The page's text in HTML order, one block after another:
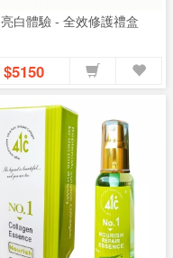
亮白體驗 - 全效修護禮盒
$5150